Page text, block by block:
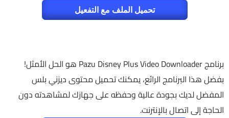
تحميل الملف مع التفعيل
برنامج Pazu Disney Plus Video Downloader هو الحل الأمثل!
بفضل هذا البرنامج الرائع، يمكنك تحميل محتوى ديزني بلس
المفضل لديك بجودة عالية وحفظه على جهازك لمشاهدته دون
الحاجة إلى اتصال بالإنترنت.